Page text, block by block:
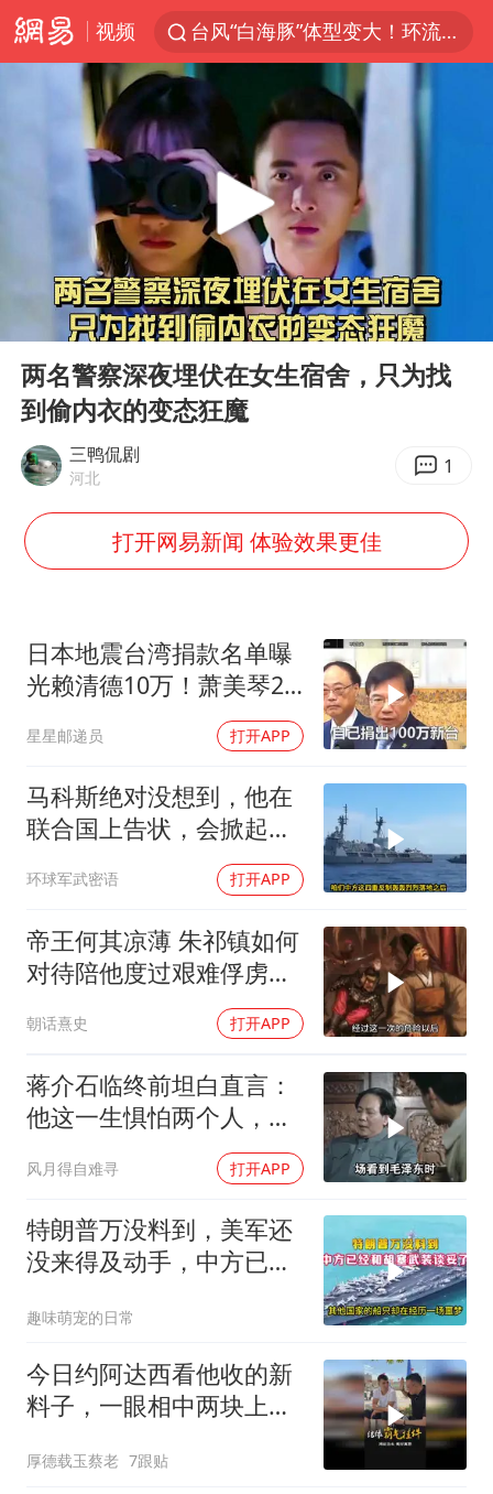
视频
台风“白海豚”体型变大！环流面积接近13个浙江那么大
汪峰阻止14岁女儿买大牌
四川宜宾市高县发生4.9级地震
公司“上四休三”但要降薪1000元
改名后的“青海拉面”店
东方之约 相约未来
Play
00:00 06:23
两名警察深夜埋伏在女生宿舍，只为找
到偷内衣的变态狂魔
三鸭侃剧
河北 1
打开网易新闻 体验效果更佳
日本地震台湾捐款名单曝
光赖清德10万！萧美琴20
星星邮递员 打开APP
马科斯绝对没想到，他在
联合国上告状，会掀起中
环球军武密语 打开APP
帝王何其凉薄 朱祁镇如何
对待陪他度过艰难俘虏生
朝话熹史 打开APP
蒋介石临终前坦白直言：
他这一生惧怕两个人，却
风月得自难寻 打开APP
特朗普万没料到，美军还
没来得及动手，中方已经
趣味萌宠的日常
今日约阿达西看他收的新
料子，一眼相中两块上乘
厚德载玉蔡老 7跟贴